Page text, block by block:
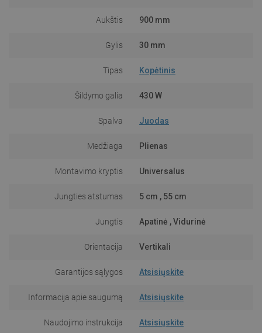
Aukštis 900 mm
Gylis 30 mm
Tipas Kopėtinis
Šildymo galia 430 W
Spalva Juodas
Medžiaga Plienas
Montavimo kryptis Universalus
Jungties atstumas 5 cm , 55 cm
Jungtis Apatinė , Vidurinė
Orientacija Vertikali
Garantijos sąlygos Atsisiųskite
Informacija apie saugumą Atsisiųskite
Naudojimo instrukcija Atsisiųskite